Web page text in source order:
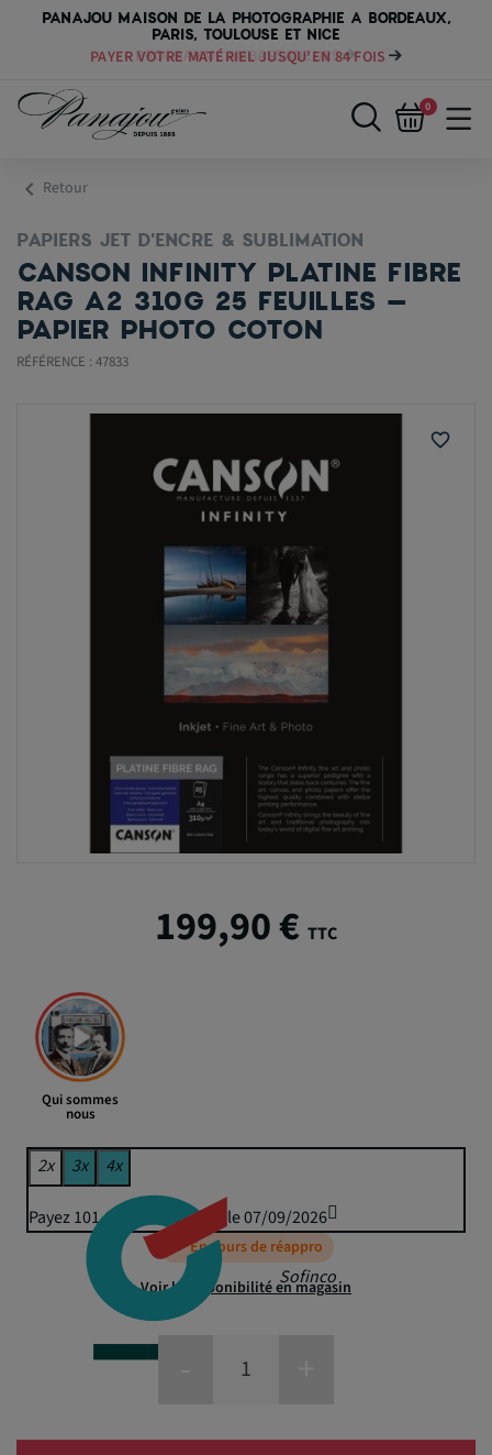
PANAJOU MAISON DE LA PHOTOGRAPHIE A BORDEAUX,
PARIS, TOULOUSE ET NICE
PAYER VOTRE MATÉRIEL JUSQU'EN 84 FOIS
0
chevron_left Retour
PAPIERS JET D'ENCRE & SUBLIMATION
CANSON INFINITY PLATINE FIBRE
RAG A2 310G 25 FEUILLES –
PAPIER PHOTO COTON
RÉFÉRENCE : 47833
favorite_border
199,90 € TTC
Qui sommes
nous
Sofinco
2x 3x 4x
Payez 101,66 € puis 99,95 € le 07/09/2026
En cours de réappro
Voir la disponibilité en magasin